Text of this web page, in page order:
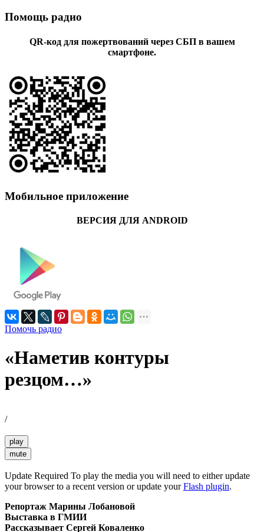
Помощь радио
QR-код для пожертвований через СБП в вашем
смартфоне.
Мобильное приложение
ВЕРСИЯ ДЛЯ ANDROID
Помочь радио
«Наметив контуры
резцом…»
/
play
mute
Update Required To play the media you will need to either update
your browser to a recent version or update yourFlash plugin.
Репортаж Марины Лобановой
Выставка в ГМИИ
Рассказывает Сергей Коваленко